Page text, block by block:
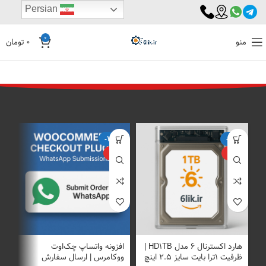
منو 0
0 تومان
-4%
ویژه
هارد اکسترنال 6 مدل HD1TB |
ظرفیت 1ترا بایت سایز ۲.۵ اینچ
-17%
ویژه
افزونه واتساپ چک‌اوت
ووکامرس | ارسال سفارش